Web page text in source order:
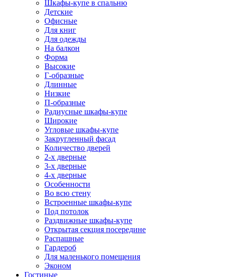
Шкафы-купе в спальню
Детские
Офисные
Для книг
Для одежды
На балкон
Форма
Высокие
Г-образные
Длинные
Низкие
П-образные
Радиусные шкафы-купе
Широкие
Угловые шкафы-купе
Закругленный фасад
Количество дверей
2-х дверные
3-х дверные
4-х дверные
Особенности
Во всю стену
Встроенные шкафы-купе
Под потолок
Раздвижные шкафы-купе
Открытая секция посередине
Распашные
Гардероб
Для маленького помещения
Эконом
Гостиные